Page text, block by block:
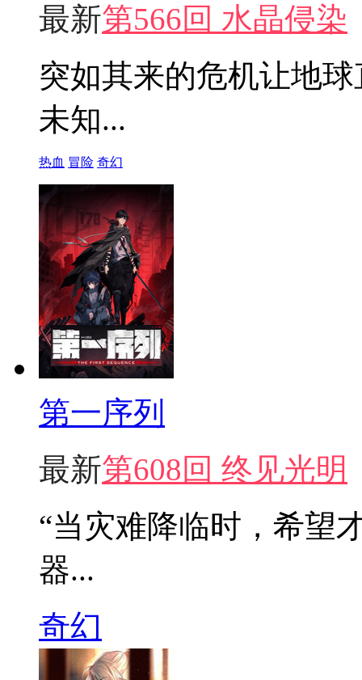
最新第566回 水晶侵染
突如其来的危机让地
未知...
热血 冒险 奇幻
第一序列
最新第608回 终见光明
“当灾难降临时，希望
器...
奇幻